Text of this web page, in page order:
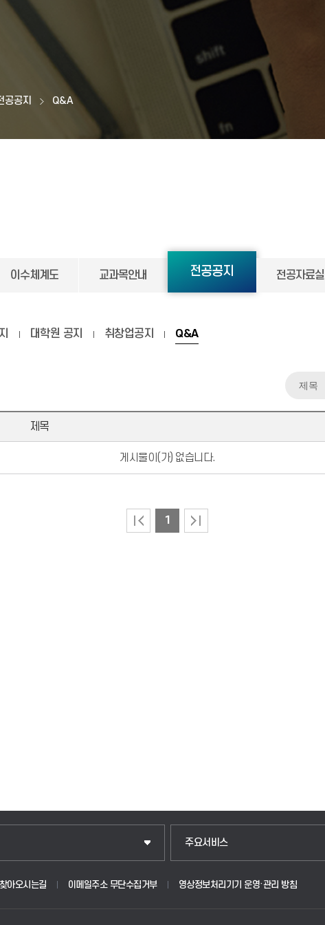
공공지 Q&A
이수체계도 교과목안내 전공공지 전공자료실
대학원 공지 취창업공지 Q&A
제목
게시물이(가) 없습니다.
1
주요서비스
입학안내
웹메일
찾아오시는길 이메일주소 무단수집거부 영상정보처리기기 운영·관리 방침